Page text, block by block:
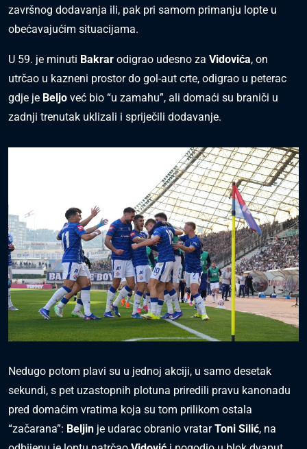
završnog dodavanja ili, pak pri samom primanju lopte u
obećavajućim situacijama.
U 59. je minuti Bakrar odigrao udesno za Vidovića, on
utrčao u kazneni prostor do gol-aut crte, odigrao u peterac
gdje je Beljo već bio “u zamahu”, ali domaći su braniči u
zadnji trenutak uklizali i spriječili dodavanje.
Nedugo potom plavi su u jednoj akciji, u samo desetak
sekundi, s pet uzastopnih plotuna priredili pravu kanonadu
pred domaćim vratima koja su tom prilikom ostala
“začarana”: Beljin je udarac obranio vratarToni Silić, na